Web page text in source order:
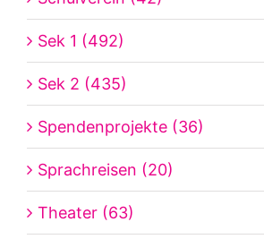
Sek 1 (492)
Sek 2 (435)
Spendenprojekte (36)
Sprachreisen (20)
Theater (63)